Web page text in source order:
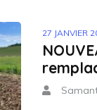
27 JANVIER